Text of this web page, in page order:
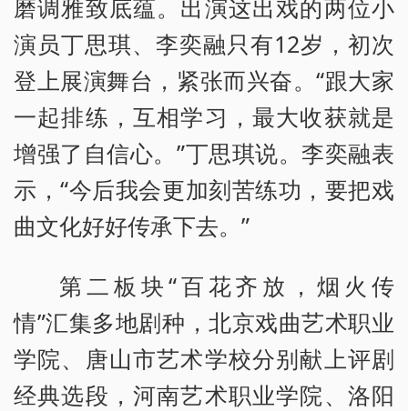
磨调雅致底蕴。出演这出戏的两位小
演员丁思琪、李奕融只有12岁，初次
登上展演舞台，紧张而兴奋。“跟大家
一起排练，互相学习，最大收获就是
增强了自信心。”丁思琪说。李奕融表
示，“今后我会更加刻苦练功，要把戏
曲文化好好传承下去。”
第二板块“百花齐放，烟火传
情”汇集多地剧种，北京戏曲艺术职业
学院、唐山市艺术学校分别献上评剧
经典选段，河南艺术职业学院、洛阳